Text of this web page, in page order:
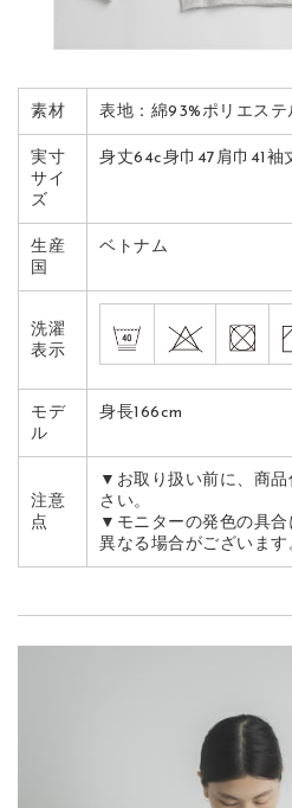
素材 表地：綿93%ポリエステ
実寸
サイ
ズ
身丈64c身巾47肩巾41袖
生産
国
ベトナム
洗濯
表示
モデ
ル
身長166cm
注意
点
▼お取り扱い前に、商品
さい。
▼モニターの発色の具
異なる場合がございます